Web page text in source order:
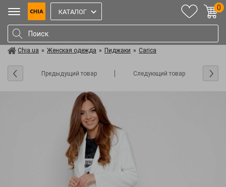
КАТАЛОГ
0
Chia.ua » Женская одежда » Пиджаки » Carica
Предыдущий товар Следующий товар